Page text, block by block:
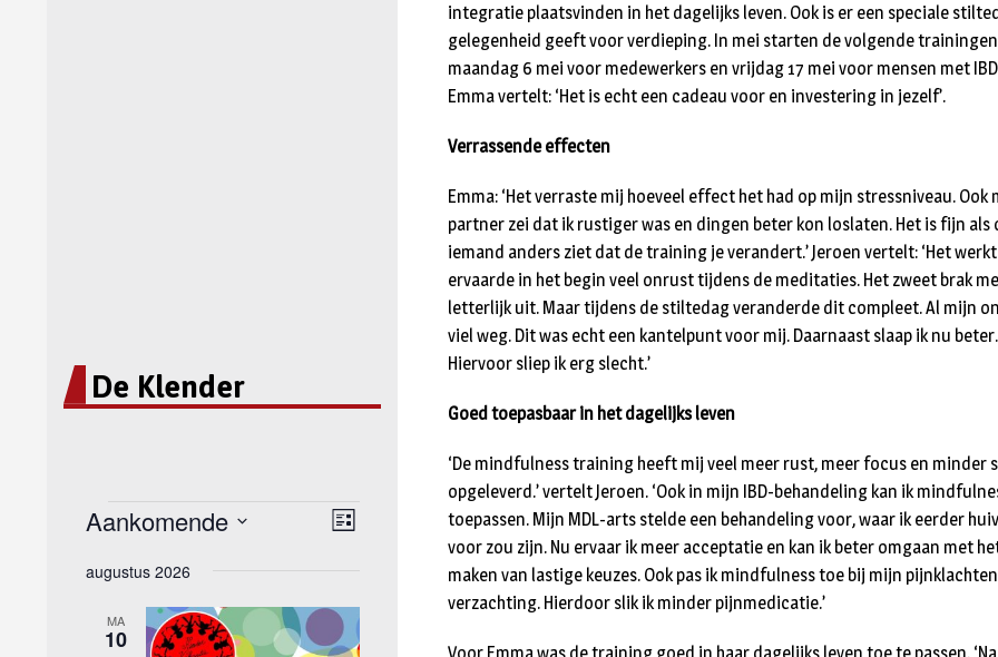
De Klender
integratie plaatsvinden in het dagelijks leven. Ook is er een speciale
gelegenheid geeft voor verdieping. In mei starten de volgende
maandag 6 mei voor medewerkers en vrijdag 17 mei voor mensen met
Emma vertelt: ‘Het is echt een cadeau voor en investering in jezelf’.
Verrassende effecten
Emma: ‘Het verraste mij hoeveel effect het had op mijn stressniveau. Ook
partner zei dat ik rustiger was en dingen beter kon loslaten. Het is fijn als
iemand anders ziet dat de training je verandert.’ Jeroen vertelt: ‘Het
ervaarde in het begin veel onrust tijdens de meditaties. Het zweet brak
letterlijk uit. Maar tijdens de stiltedag veranderde dit compleet. Al mijn
viel weg. Dit was echt een kantelpunt voor mij. Daarnaast slaap ik nu beter.
Hiervoor sliep ik erg slecht.’
Goed toepasbaar in het dagelijks leven
‘De mindfulness training heeft mij veel meer rust, meer focus en minder
opgeleverd.’ vertelt Jeroen. ‘Ook in mijn IBD-behandeling kan ik
toepassen. Mijn MDL-arts stelde een behandeling voor, waar ik eerder
voor zou zijn. Nu ervaar ik meer acceptatie en kan ik beter omgaan met
maken van lastige keuzes. Ook pas ik mindfulness toe bij mijn
verzachting. Hierdoor slik ik minder pijnmedicatie.’
Voor Emma was de training goed in haar dagelijks leven toe te passen.